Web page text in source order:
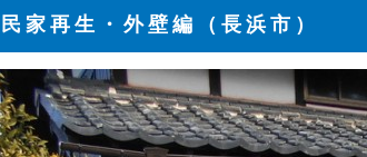
家再生・外壁編（長浜市）